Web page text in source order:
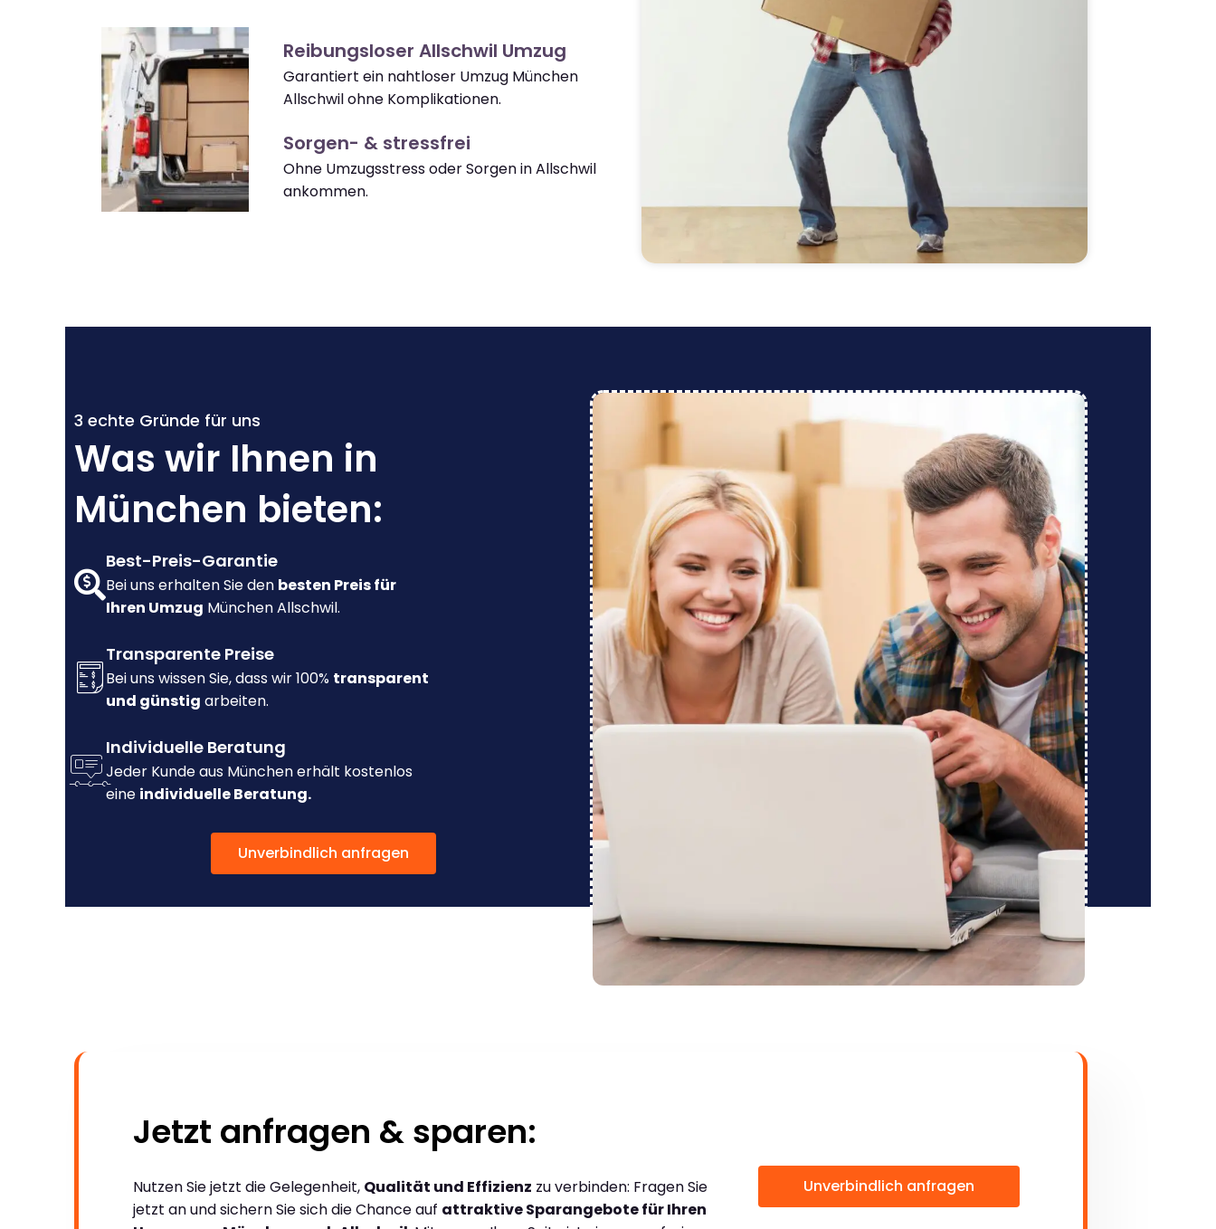
Reibungsloser Allschwil Umzug
Garantiert ein nahtloser Umzug München
Allschwil ohne Komplikationen.
Sorgen- & stressfrei
Ohne Umzugsstress oder Sorgen in Allschwil
ankommen.
3 echte Gründe für uns
Was wir Ihnen in
München bieten:
Best-Preis-Garantie
Bei uns erhalten Sie den besten Preis für
Ihren Umzug München Allschwil.
Transparente Preise
Bei uns wissen Sie, dass wir 100% transparent
und günstig arbeiten.
Individuelle Beratung
Jeder Kunde aus München erhält kostenlos
eine individuelle Beratung.
Unverbindlich anfragen
Jetzt anfragen & sparen:
Nutzen Sie jetzt die Gelegenheit, Qualität und Effizienz zu verbinden: Fragen Sie
jetzt an und sichern Sie sich die Chance auf attraktive Sparangebote für Ihren
Unverbindlich anfragen